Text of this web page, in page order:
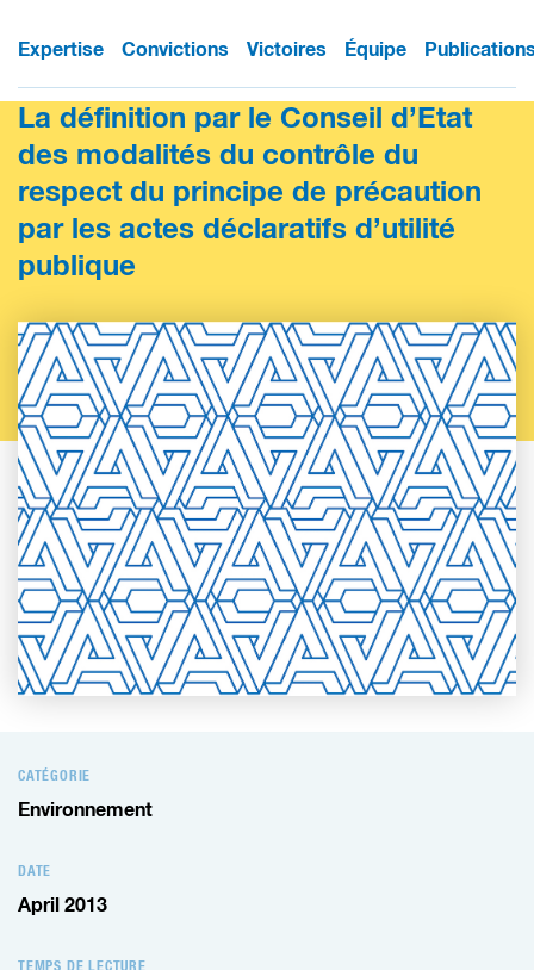
Expertise Convictions Victoires Équipe
La définition par le Conseil d’Etat
des modalités du contrôle du
respect du principe de précaution
par les actes déclaratifs d’utilité
publique
CATÉGORIE
Environnement
DATE
April 2013
TEMPS DE LECTURE